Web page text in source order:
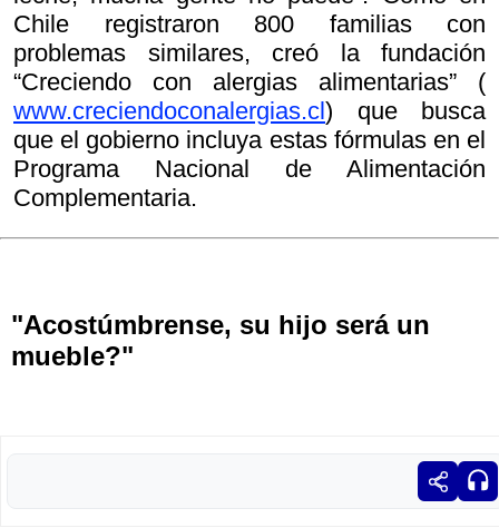
Chile registraron 800 familias con
problemas similares, creó la fundación
“Creciendo con alergias alimentarias” (
www.creciendoconalergias.cl) que busca
que el gobierno incluya estas fórmulas en el
Programa Nacional de Alimentación
Complementaria.
"Acostúmbrense, su hijo será un
mueble?"